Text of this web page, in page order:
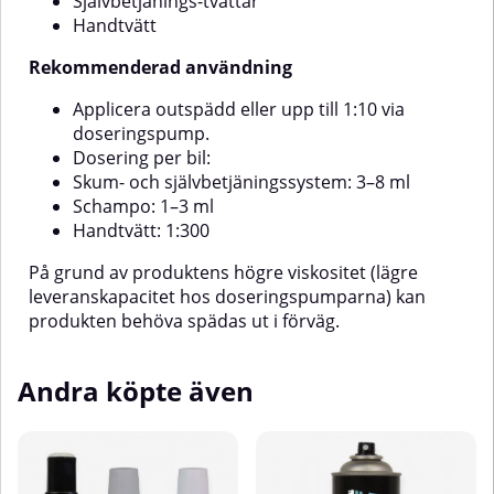
verka en kort stund och skölj
sedan noggrant med
högtryckstvätt.
Handtvätt
Rekommenderad användning
Applicera outspädd eller upp till 1:10 via
doseringspump.
Dosering per bil:
Skum- och självbetjäningssystem: 3–8 ml
Schampo: 1–3 ml
Handtvätt: 1:300
På grund av produktens högre viskositet (lägre
leveranskapacitet hos doseringspumparna) kan
produkten behöva spädas ut i förväg.
Andra köpte även